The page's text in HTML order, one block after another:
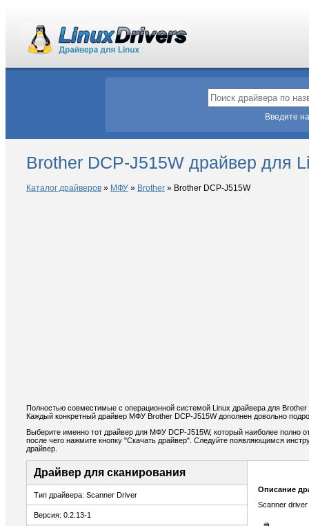
Введите
Brother DCP-J515W драйвер для
Каталог драйверов » МФУ » Brother » Brother DCP-J515W
Полностью совместимые с операционной системой Linux драйвера для
Каждый конкретный драйвер МФУ Brother DCP-J515W дополнен довольно
Выберите именно тот драйвер для МФУ DCP-J515W, который наиболее полно
после чего нажмите кнопку "Скачать драйвер". Следуйте появляющимся
драйвер.
Драйвер для сканирования
Тип драйвера: Scanner Driver
Версия: 0.2.13-1
Описание
Scanner